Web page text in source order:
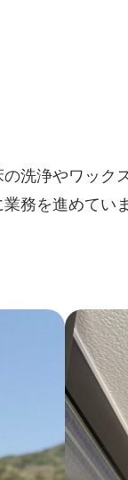
洗浄やワッ
務を進めて